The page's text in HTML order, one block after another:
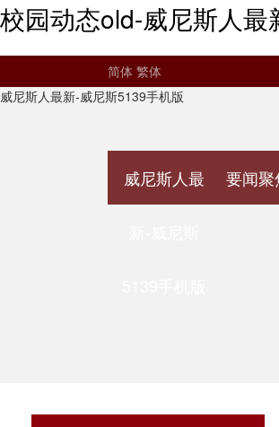
校园动态old-威尼斯人最
简体 繁体
威尼斯人最新-威尼斯5139手机版
威尼斯人最 要闻聚